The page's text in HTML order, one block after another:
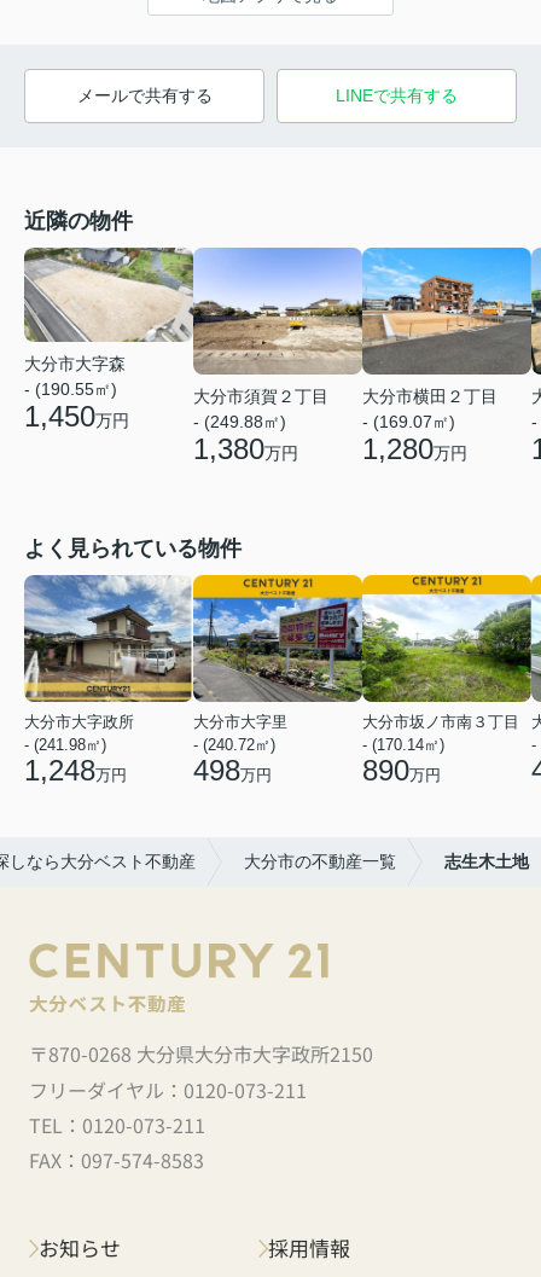
メールで共有する LINEで共有する
近隣の物件
大分市大字森
- (190.55㎡)
1,450万円
大分市須賀２丁目
- (249.88㎡)
1,380万円
大分市横田２丁目
- (169.07㎡)
1,280万円
-
よく見られている物件
大分市大字政所
- (241.98㎡)
1,248万円
大分市大字里
- (240.72㎡)
498万円
大分市坂ノ市南３丁目
- (170.14㎡)
890万円
-
しなら大分ベスト不動産 大分市の不動産一覧 志生木土地
〒870-0268 大分県大分市大字政所2150
フリーダイヤル： 0120-073-211
TEL： 0120-073-211
FAX： 097-574-8583
お知らせ
採用情報